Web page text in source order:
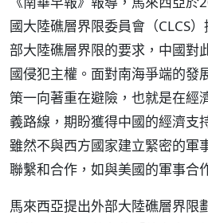
國大陸礁層界限委員會（CLCS
部大陸礁層界限的要求，中國對
國侵犯主權。面對南海爭端的發
策一向著重在避險，也就是在經
義路線，期盼獲得中國的經濟支
雖然不與西方國家建立緊密的軍
聯繫和合作，如與美國的軍事合
馬來西亞提出外部大陸礁層界限